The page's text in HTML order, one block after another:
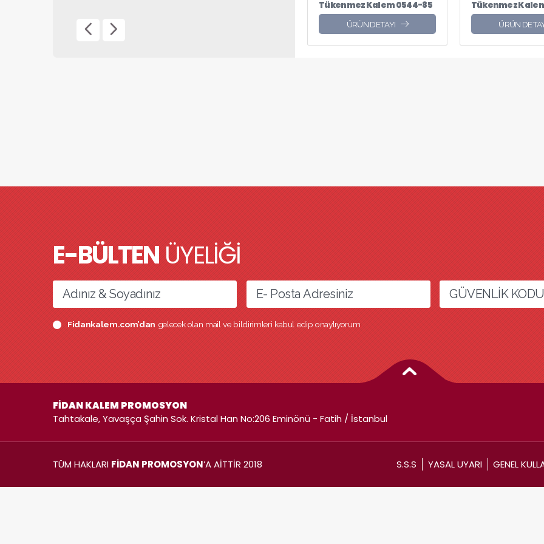
Tükenmez Kalem 0544-85
ÜRÜN DETAYI
Tükenmez
ÜRÜN
E-BÜLTENÜYELİĞİ
Fidankalem.com’dangelecek olan mail ve bildirimleri kabul edip onaylıyorum
FİDAN KALEM PROMOSYON
Tahtakale, Yavaşça Şahin Sok. Kristal Han No:206 Eminönü - Fatih / İstanbul
TÜM HAKLARI FİDAN PROMOSYON’A AİTTİR 2018 S.S.S YASAL UYARI GENEL